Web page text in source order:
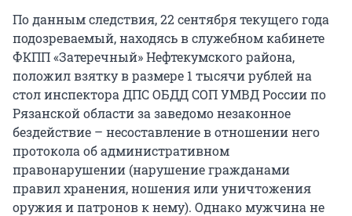
По данным следствия, 22 сентября текущего года
подозреваемый, находясь в служебном кабинете
ФКПП «Затеречный» Нефтекумского района,
положил взятку в размере 1 тысячи рублей на
стол инспектора ДПС ОБДД СОП УМВД России по
Рязанской области за заведомо незаконное
бездействие – несоставление в отношении него
протокола об административном
правонарушении (нарушение гражданами
правил хранения, ношения или уничтожения
оружия и патронов к нему). Однако мужчина не